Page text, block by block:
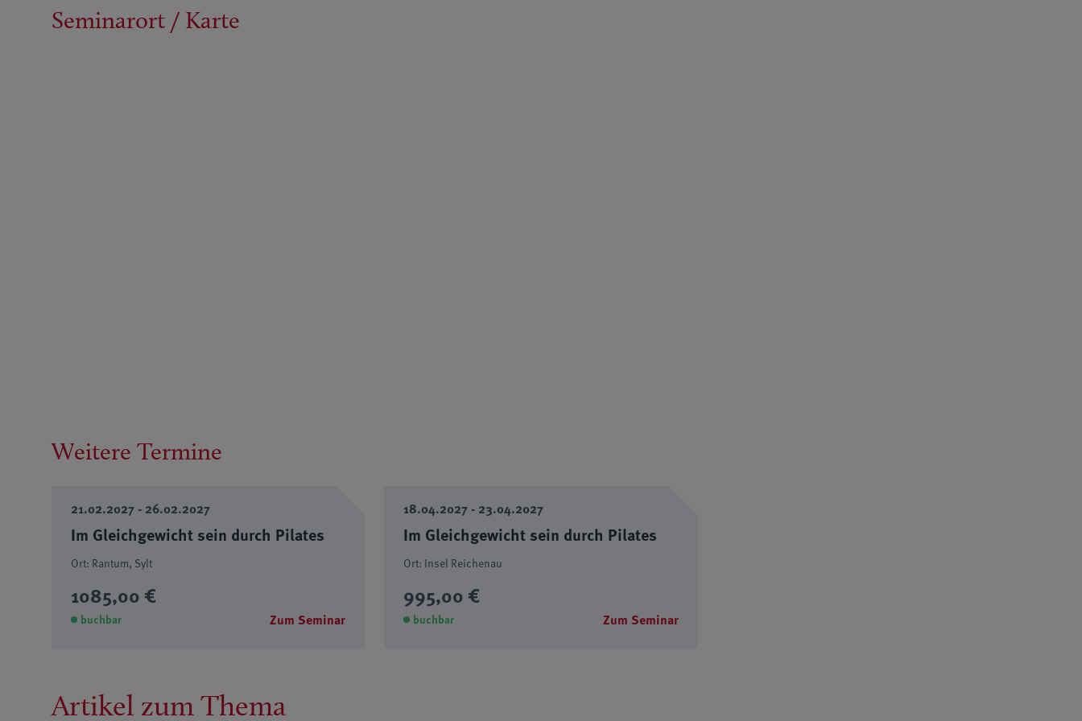
Seminarort / Karte
Weitere Termine
21.02.2027 - 26.02.2027
Im Gleichgewicht sein durch Pilates
Ort: Rantum, Sylt
1085,00 €
buchbar Zum Seminar
18.04.2027 - 23.04.2027
Im Gleichgewicht sein durch Pilates
Ort: Insel Reichenau
995,00 €
buchbar Zum Seminar
Artikel zum Thema